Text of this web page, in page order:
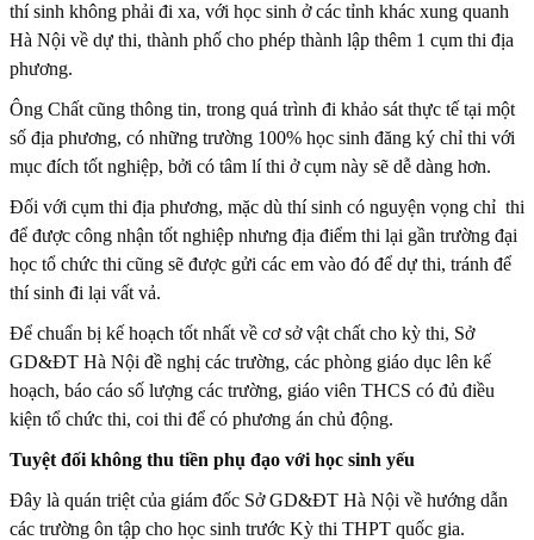
thí sinh không phải đi xa, với học sinh ở các tỉnh khác xung quanh
Hà Nội về dự thi, thành phố cho phép thành lập thêm 1 cụm thi địa
phương.
Ông Chất cũng thông tin, trong quá trình đi khảo sát thực tế tại một
số địa phương, có những trường 100% học sinh đăng ký chỉ thi với
mục đích tốt nghiệp, bởi có tâm lí thi ở cụm này sẽ dễ dàng hơn.
Đối với cụm thi địa phương, mặc dù thí sinh có nguyện vọng chỉ thi
để được công nhận tốt nghiệp nhưng địa điểm thi lại gần trường đại
học tổ chức thi cũng sẽ được gửi các em vào đó để dự thi, tránh để
thí sinh đi lại vất vả.
Để chuẩn bị kế hoạch tốt nhất về cơ sở vật chất cho kỳ thi, Sở
GD&ĐT Hà Nội đề nghị các trường, các phòng giáo dục lên kế
hoạch, báo cáo số lượng các trường, giáo viên THCS có đủ điều
kiện tổ chức thi, coi thi để có phương án chủ động.
Tuyệt đối không thu tiền phụ đạo với học sinh yếu
Đây là quán triệt của giám đốc Sở GD&ĐT Hà Nội về hướng dẫn
các trường ôn tập cho học sinh trước Kỳ thi THPT quốc gia.